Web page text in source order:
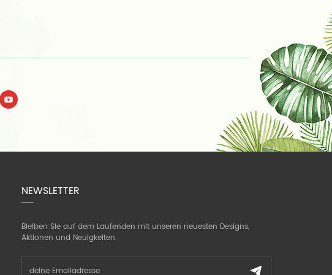
NEWSLETTER
Bleiben Sie auf dem Laufenden mit unseren neuesten Designs,
Aktionen und Neuigkeiten.